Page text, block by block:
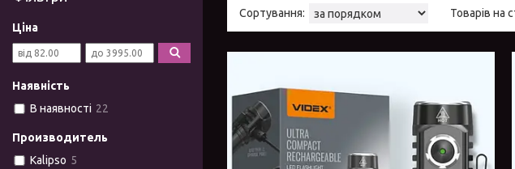
Ціна
Наявність
В наявності 22
Производитель
Kalipso 5